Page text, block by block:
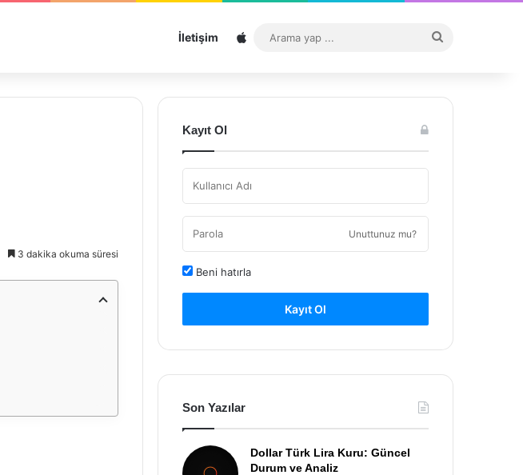
İletişim Sitemap
...
3 dakika okuma süresi
Kayıt Ol
Unuttunuz mu?
Beni hatırla
Kayıt Ol
Son Yazılar
Dollar Türk Lira Kuru: Güncel
Durum ve Analiz